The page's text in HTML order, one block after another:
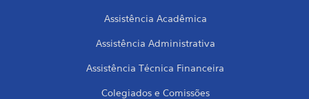
Assistência Acadêmica
Assistência Administrativa
Assistência Técnica Financeira
Colegiados e Comissões